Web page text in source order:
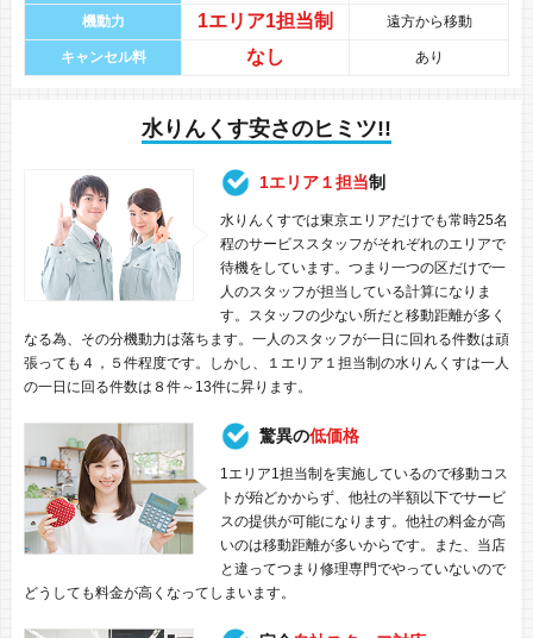
機動力 1エリア1担当制 遠方から移動
キャンセル料 なし あり
水りんくす安さのヒミツ!!
1エリア１担当制
水りんくすでは東京エリアだけでも常時25名
程のサービススタッフがそれぞれのエリアで
待機をしています。つまり一つの区だけで一
人のスタッフが担当している計算になりま
す。スタッフの少ない所だと移動距離が多く
なる為、その分機動力は落ちます。一人のスタッフが一日に回れる件数は頑
張っても４，５件程度です。しかし、１エリア１担当制の水りんくすは一人
の一日に回る件数は８件～13件に昇ります。
驚異の低価格
1エリア1担当制を実施しているので移動コス
トが殆どかからず、他社の半額以下でサービ
スの提供が可能になります。他社の料金が高
いのは移動距離が多いからです。また、当店
と違ってつまり修理専門でやっていないので
どうしても料金が高くなってしまいます。